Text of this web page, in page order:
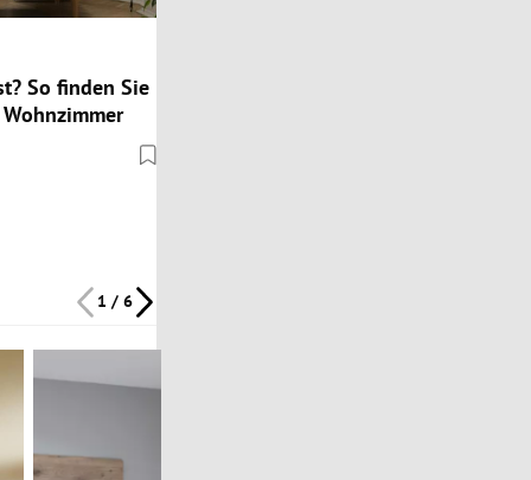
So finden Sie
1 / 6